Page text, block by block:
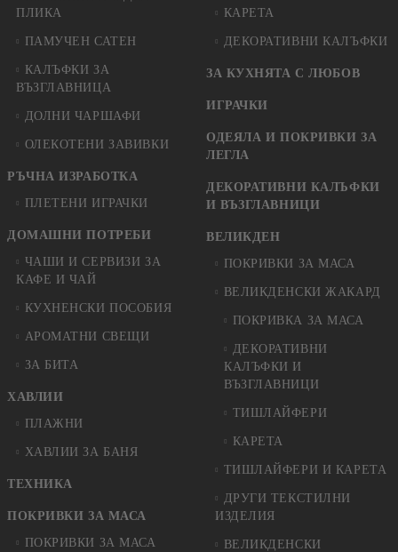
ПЛИКА
ПАМУЧЕН САТЕН
КАЛЪФКИ ЗА
ВЪЗГЛАВНИЦА
ДОЛНИ ЧАРШАФИ
ОЛЕКОТЕНИ ЗАВИВКИ
РЪЧНА ИЗРАБОТКА
ПЛЕТЕНИ ИГРАЧКИ
ДОМАШНИ ПОТРЕБИ
ЧАШИ И СЕРВИЗИ ЗА
КАФЕ И ЧАЙ
КУХНЕНСКИ ПОСОБИЯ
АРОМАТНИ СВЕЩИ
ЗА БИТА
ХАВЛИИ
ПЛАЖНИ
ХАВЛИИ ЗА БАНЯ
ТЕХНИКА
ПОКРИВКИ ЗА МАСА
ПОКРИВКИ ЗА МАСА
КАРЕТА
ДЕКОРАТИВНИ КАЛЪФКИ
ЗА КУХНЯТА С ЛЮБОВ
ИГРАЧКИ
ОДЕЯЛА И ПОКРИВКИ ЗА
ЛЕГЛА
ДЕКОРАТИВНИ КАЛЪФКИ
И ВЪЗГЛАВНИЦИ
ВЕЛИКДЕН
ПОКРИВКИ ЗА МАСА
ВЕЛИКДЕНСКИ ЖАКАРД
ПОКРИВКА ЗА МАСА
ДЕКОРАТИВНИ
КАЛЪФКИ И
ВЪЗГЛАВНИЦИ
ТИШЛАЙФЕРИ
КАРЕТА
ТИШЛАЙФЕРИ И КАРЕТА
ДРУГИ ТЕКСТИЛНИ
ИЗДЕЛИЯ
ВЕЛИКДЕНСКИ